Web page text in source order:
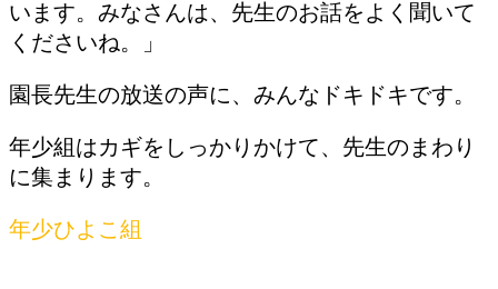
います。みなさんは、先生のお話をよく聞いて
くださいね。」
園長先生の放送の声に、みんなドキドキです。
年少組はカギをしっかりかけて、先生のまわり
に集まります。
年少ひよこ組